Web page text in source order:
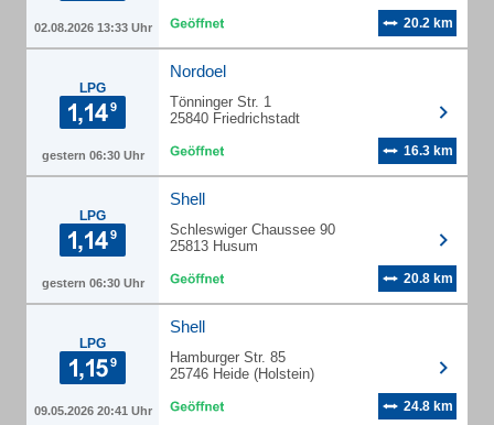
02.08.2026 13:33 Uhr 20.2 km
LPG
gestern 06:30 Uhr
Nordoel
Tönninger Str. 1
25840 Friedrichstadt
16.3 km
LPG
gestern 06:30 Uhr
Shell
Schleswiger Chaussee 90
25813 Husum
20.8 km
LPG
09.05.2026 20:41 Uhr
Shell
Hamburger Str. 85
25746 Heide (Holstein)
24.8 km